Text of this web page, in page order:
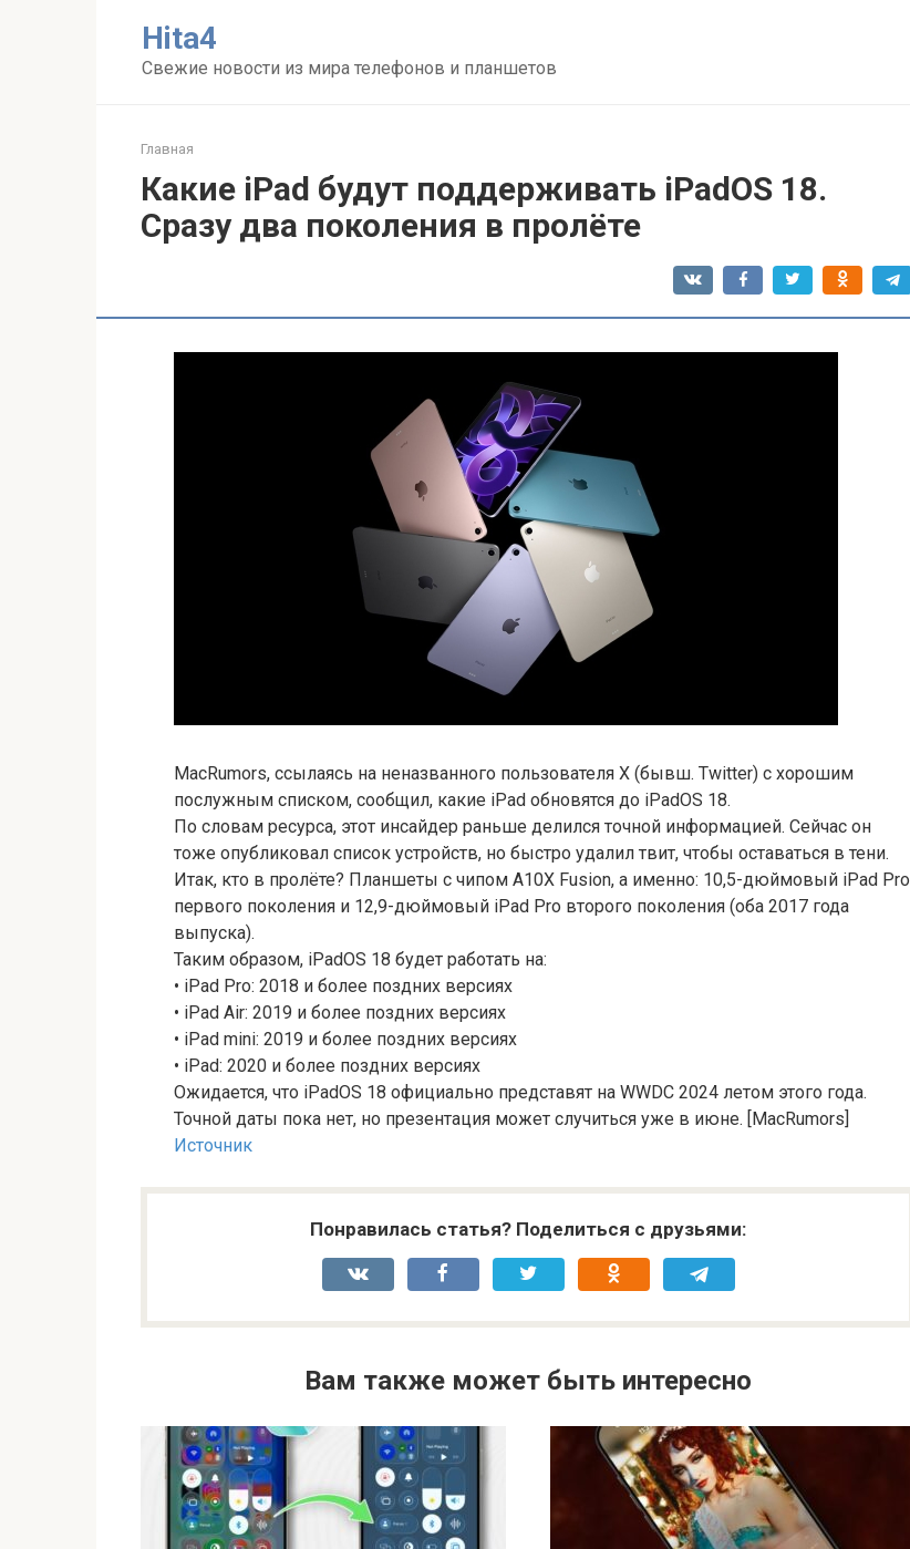
Нita4
Свежие новости из мира телефонов и планшетов
Главная
Какие iPad будут поддерживать iPadOS 18.
Сразу два поколения в пролёте
MacRumors, ссылаясь на неназванного пользователя X (бывш. Twitter) с хорошим
послужным списком, сообщил, какие iPad обновятся до iPadOS 18.
По словам ресурса, этот инсайдер раньше делился точной информацией. Сейчас он
тоже опубликовал список устройств, но быстро удалил твит, чтобы оставаться в тени.
Итак, кто в пролёте? Планшеты с чипом A10X Fusion, а именно: 10,5-дюймовый iPad Pro
первого поколения и 12,9-дюймовый iPad Pro второго поколения (оба 2017 года
выпуска).
Таким образом, iPadOS 18 будет работать на:
• iPad Pro: 2018 и более поздних версиях
• iPad Air: 2019 и более поздних версиях
• iPad mini: 2019 и более поздних версиях
• iPad: 2020 и более поздних версиях
Ожидается, что iPadOS 18 официально представят на WWDC 2024 летом этого года.
Точной даты пока нет, но презентация может случиться уже в июне. [MacRumors]
Источник
Понравилась статья? Поделиться с друзьями:
Вам также может быть интересно